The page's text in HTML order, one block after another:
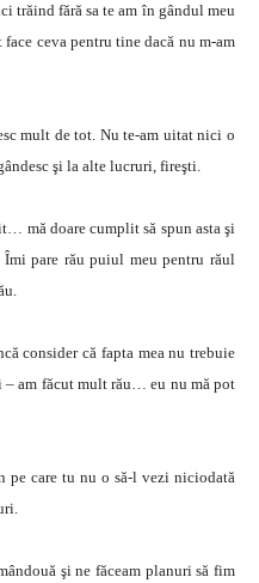
trăind fără sa te am în gândul meu
ceva pentru tine dacă nu m-am
mult de tot. Nu te-am uitat nici o
şi la alte lucruri, fireşti.
mă doare cumplit să spun asta şi
Îmi pare rău puiul meu pentru răul
consider că fapta mea nu trebuie
– am făcut mult rău… eu nu mă pot
care tu nu o să-l vezi niciodată
şi ne făceam planuri să fim